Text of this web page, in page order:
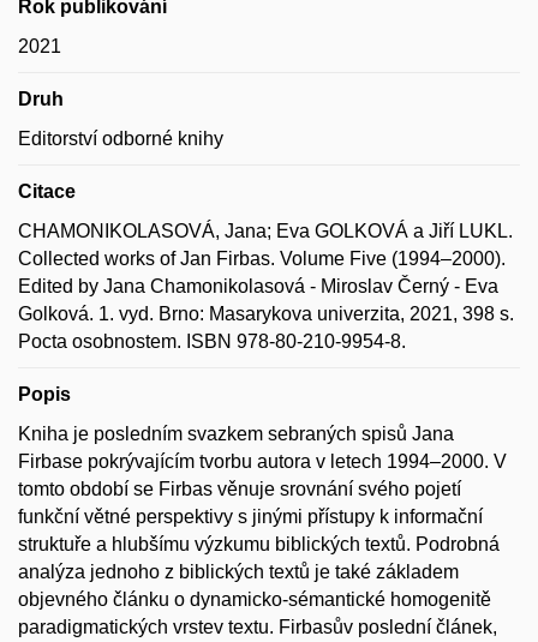
Rok publikování
2021
Druh
Editorství odborné knihy
Citace
CHAMONIKOLASOVÁ, Jana; Eva GOLKOVÁ a Jiří LUKL.
Collected works of Jan Firbas. Volume Five (1994–2000).
Edited by Jana Chamonikolasová - Miroslav Černý - Eva
Golková. 1. vyd. Brno: Masarykova univerzita, 2021, 398 s.
Pocta osobnostem. ISBN 978-80-210-9954-8.
Popis
Kniha je posledním svazkem sebraných spisů Jana
Firbase pokrývajícím tvorbu autora v letech 1994–2000. V
tomto období se Firbas věnuje srovnání svého pojetí
funkční větné perspektivy s jinými přístupy k informační
struktuře a hlubšímu výzkumu biblických textů. Podrobná
analýza jednoho z biblických textů je také základem
objevného článku o dynamicko-sémantické homogenitě
paradigmatických vrstev textu. Firbasův poslední článek,